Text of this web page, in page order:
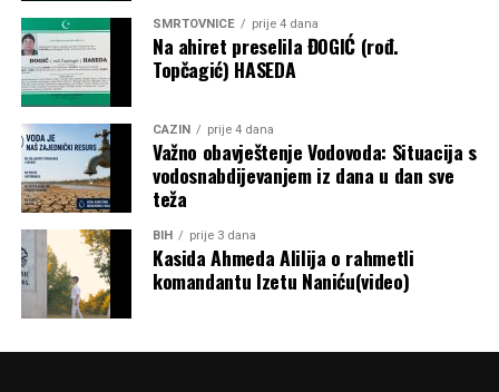
Post
Share
Tweet
Mail
SMRTOVNICE prije 4 dana
Na ahiret preselila ĐOGIĆ (rođ.
Topčagić) HASEDA
CAZIN prije 4 dana
Važno obavještenje Vodovoda: Situacija s
vodosnabdijevanjem iz dana u dan sve
teža
BIH prije 3 dana
Kasida Ahmeda Alilija o rahmetli
komandantu Izetu Naniću(video)